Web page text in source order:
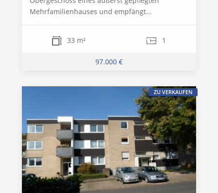
Mehrfamilienhauses und empfängt...
33 m² 1
97.000 €
ZU VERKAUFEN